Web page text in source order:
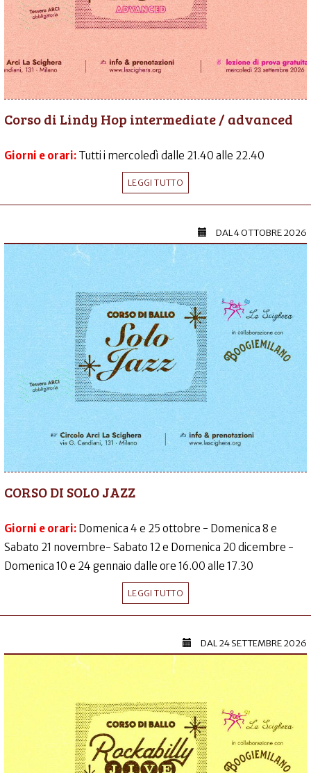
Corso di Lindy Hop intermediate / advanced
Giorni e orari: Tutti i mercoledì dalle 21.40 alle 22.40
LEGGI TUTTO
DAL4 OTTOBRE 2026
CORSO DI SOLO JAZZ
Giorni e orari: Domenica 4 e 25 ottobre - Domenica 8 e
Sabato 21 novembre- Sabato 12 e Domenica 20 dicembre -
Domenica 10 e 24 gennaio dalle ore 16.00 alle 17.30
LEGGI TUTTO
DAL24 SETTEMBRE 2026